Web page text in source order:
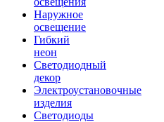
Наружное
освещение
Гибкий
неон
Светодиодный
декор
Электроустановочные
изделия
Светодиоды